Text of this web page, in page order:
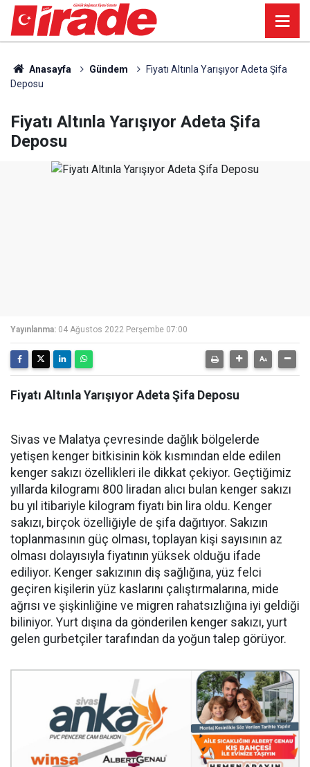
Anasayfa Gündem
Fiyatı Altınla Yarışıyor Adeta Şifa
Deposu
Fiyatı Altınla Yarışıyor Adeta Şifa
Deposu
Yayınlanma: 04 Ağustos 2022 Perşembe 07:00
Fiyatı Altınla Yarışıyor Adeta Şifa Deposu
Sivas ve Malatya çevresinde dağlık bölgelerde
yetişen kenger bitkisinin kök kısmından elde edilen
kenger sakızı özellikleri ile dikkat çekiyor. Geçtiğimiz
yıllarda kilogramı 800 liradan alıcı bulan kenger sakızı
bu yıl itibariyle kilogram fiyatı bin lira oldu. Kenger
sakızı, birçok özelliğiyle de şifa dağıtıyor. Sakızın
toplanmasının güç olması, toplayan kişi sayısının az
olması dolayısıyla fiyatının yüksek olduğu ifade
ediliyor. Kenger sakızının diş sağlığına, yüz felci
geçiren kişilerin yüz kaslarını çalıştırmalarına, mide
ağrısı ve şişkinliğine ve migren rahatsızlığına iyi geldiği
biliniyor. Yurt dışına da gönderilen kenger sakızı, yurt
gelen gurbetçiler tarafından da yoğun talep görüyor.